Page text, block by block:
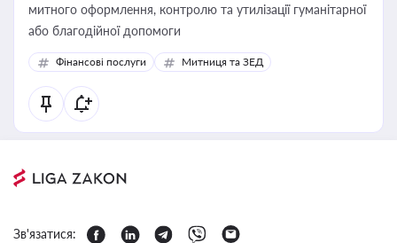
митного оформлення, контролю та утилізації гуманітарної
або благодійної допомоги
Фінансові послуги Митниця та ЗЕД
Зв'язатися: